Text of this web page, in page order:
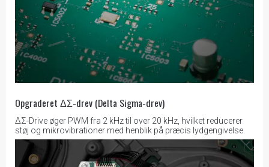
Opgraderet ΔΣ-drev (Delta Sigma-drev)
ΔΣ-Drive øger PWM fra 2 kHz til over 20 kHz, hvilket reducerer
støj og mikrovibrationer med henblik på præcis lydgengivelse.